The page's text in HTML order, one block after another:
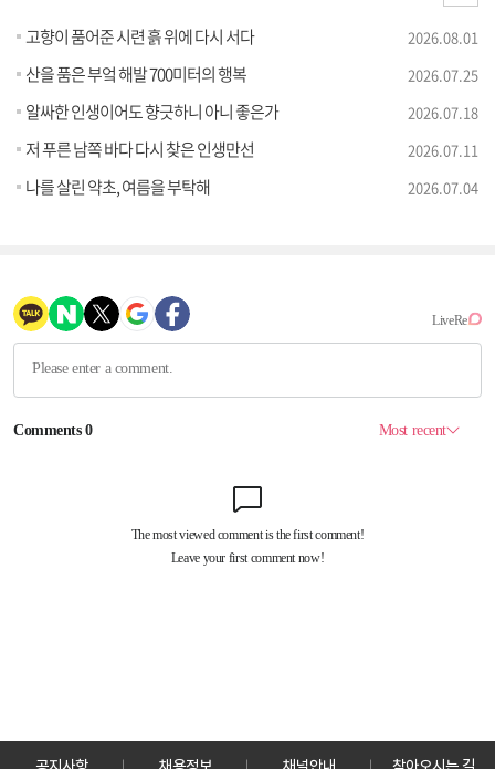
고향이 품어준 시련 흙 위에 다시 서다 2026.08.01
산을 품은 부엌 해발 700미터의 행복 2026.07.25
알싸한 인생이어도 향긋하니 아니 좋은가 2026.07.18
저 푸른 남쪽 바다 다시 찾은 인생만선 2026.07.11
나를 살린 약초, 여름을 부탁해 2026.07.04